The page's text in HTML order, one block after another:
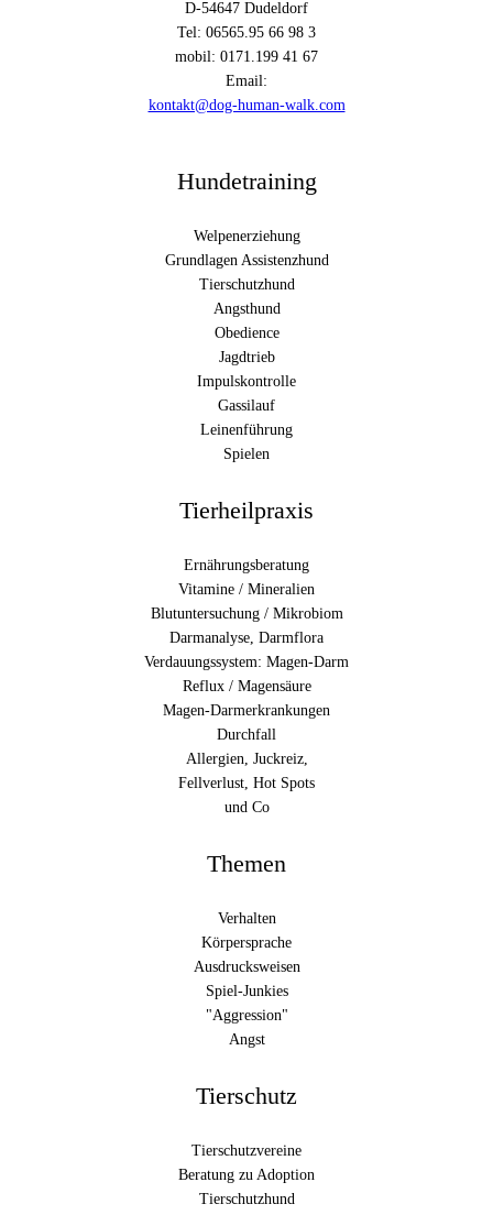
D-54647 Dudeldorf
Tel: 06565.95 66 98 3
mobil: 0171.199 41 67
Email:
kontakt@dog-human-walk.com
Hundetraining
Welpenerziehung
Grundlagen Assistenzhund
Tierschutzhund
Angsthund
Obedience
Jagdtrieb
Impulskontrolle
Gassilauf
Leinenführung
Spielen
Tierheilpraxis
Ernährungsberatung
Vitamine / Mineralien
Blutuntersuchung / Mikrobiom
Darmanalyse, Darmflora
Verdauungssystem: Magen-Darm
Reflux / Magensäure
Magen-Darmerkrankungen
Durchfall
Allergien, Juckreiz,
Fellverlust, Hot Spots
und Co
Themen
Verhalten
Körpersprache
Ausdrucksweisen
Spiel-Junkies
"Aggression"
Angst
Tierschutz
Tierschutzvereine
Beratung zu Adoption
Tierschutzhund